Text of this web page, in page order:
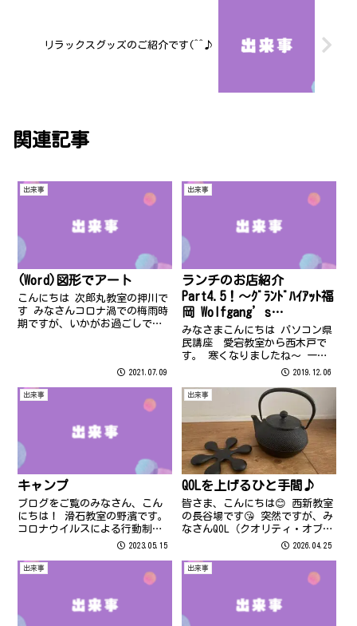
リラックスグッズのご紹介です(^^♪
関連記事
出来事
(Word)図形でアート
こんにちは 次郎丸教室の押川で
す みなさんコロナ渦での梅雨時
期ですが、いかがお過ごしでし
〔コロナ後にしたいこと〕でし
たね 各教室に皆さんの”ゆめい
ろ”作品...
2021.07.09
出来事
ランチのお店紹介
Part4.5！～ｸﾞﾗﾝﾄﾞﾊｲｱｯﾄ福
岡 Wolfgang’s
Steakhouse～
みなさまこんにちは パソコン県
民講座 愛宕教室から西木戸で
す。 寒くなりましたね～ 一気
に冬到来です…今日はカイロを
れないようにお気を付けくださ
2019.12.06
出来事
キャンプ
ブログをご覧のみなさん、こん
にちは！ 滑石教室の野濱です。
コロナウイルスによる行動制限
が全くなかった 今年のゴールデ
に過ごされましたか？
2023.05.15
出来事
QOLを上げるひと手間♪
皆さま、こんにちは😊 西新教室
の長谷場です😘 突然ですが、み
なさんQOL（クオリティ・オブ・
ライフ）って意識しています
は、鉄瓶でお湯を沸かすことで
す♪ 岩手県が誇る伝統工芸・南
2026.04.25
出来事 出来事